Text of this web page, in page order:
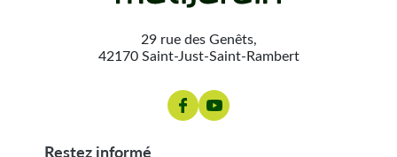
29 rue des Genêts,
42170 Saint-Just-Saint-Rambert
restez informé